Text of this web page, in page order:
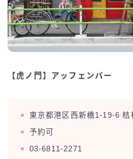
【虎ノ門】アッフェンバー
東京都港区西新橋1-19-6 桔
予約可
03-6811-2271